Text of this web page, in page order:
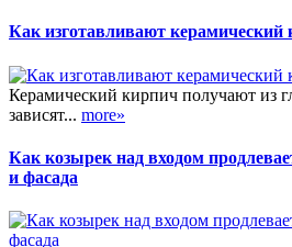
Как изготавливают керамический
Керамический кирпич получают из
зависят... more»
Как козырек над входом
и фасада